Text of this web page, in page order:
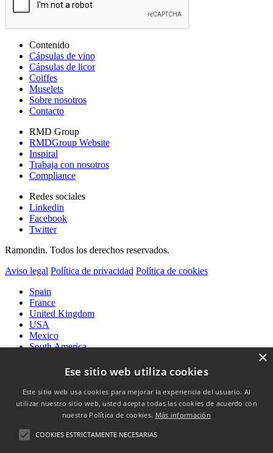
Contenido
Cápsulas de vino
Cápsulas de licor
Coiffes
Muselets
Sobre nosotros
Contacto
RMD Group
RMDGroup Website
Inspiral
Trabaja con nosotros
Compliance
Redes sociales
Linkedin
Facebook
Twitter
Ramondin. Todos los derechos reservados.
Aviso legal Política de privacidad Política de cookies
Spain
France
United Kingdom
USA
Mexico
South America
Cápsulas
Cápsulas de vino
Coiffes & Muselets
×
Ese sitio web utiliza cookies
Este sitio web usa cookies para mejorar la experiencia del usuario. Al
utilizar nuestro sitio web, usted acepta todas las cookies de acuerdo con
nuestra Política de cookies. Más información
COOKIES ESTRICTAMENTE NECESARIAS